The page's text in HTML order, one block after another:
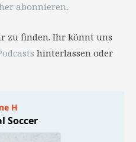
abonnieren.
zu finden. Ihr könnt uns
hinterlassen oder